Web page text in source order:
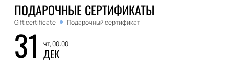
ПОДАРОЧНЫЕ СЕРТИФИКАТЫ
Gift certificate Подарочный сертификат
31 чт, 00:00
ДЕК